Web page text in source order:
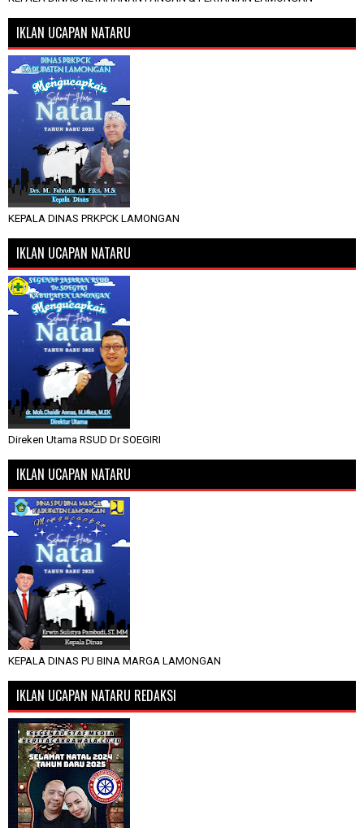
IKLAN UCAPAN NATARU
KEPALA DINAS PRKPCK LAMONGAN
IKLAN UCAPAN NATARU
Direken Utama RSUD Dr SOEGIRI
IKLAN UCAPAN NATARU
KEPALA DINAS PU BINA MARGA LAMONGAN
IKLAN UCAPAN NATARU REDAKSI